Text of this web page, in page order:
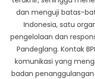
dan menguji batas-
Indonesia, satu
pengelolaan dan
Pandeglang. Kontak
komunikasi yang
badan